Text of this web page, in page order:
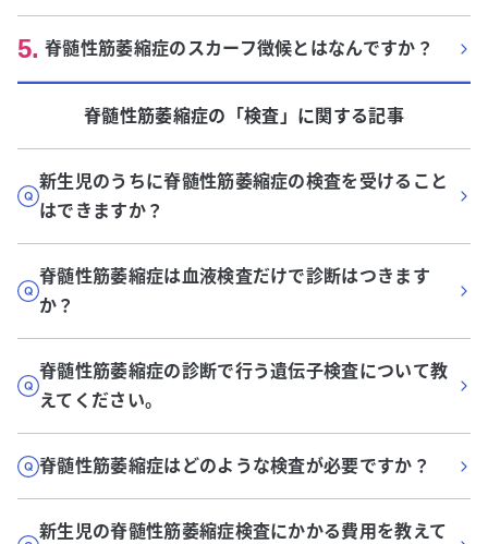
5. 脊髄性筋萎縮症のスカーフ徴候とはなんですか？
脊髄性筋萎縮症の「検査 」に関する記事
新生児のうちに脊髄性筋萎縮症の検査を受けること
はできますか？
脊髄性筋萎縮症は血液検査だけで診断はつきます
か？
脊髄性筋萎縮症の診断で行う遺伝子検査について教
えてください。
脊髄性筋萎縮症はどのような検査が必要ですか？
新生児の脊髄性筋萎縮症検査にかかる費用を教えて